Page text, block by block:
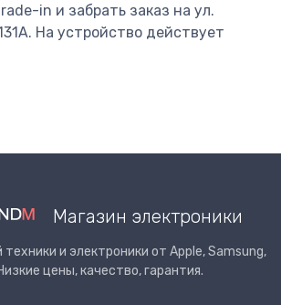
in и забрать заказ на ул.
На устройство действует
Магазин электроники
и электроники от Apple, Samsung,
цены, качество, гарантия.